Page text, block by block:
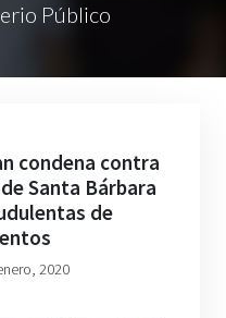
Público
condena contra
Santa Bárbara
de
2020